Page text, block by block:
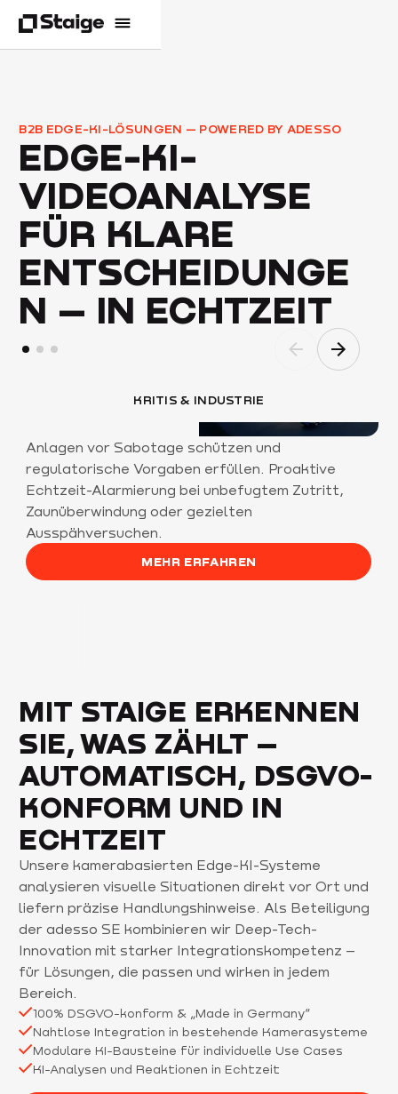
B2B EDGE-KI-LÖSUNGEN — POWERED BY ADESSO
EDGE-KI-
VIDEOANALYSE
FÜR KLARE
ENTSCHEIDUNGE
N – IN ECHTZEIT
KRITIS & INDUSTRIE
Anlagen vor Sabotage schützen und
regulatorische Vorgaben erfüllen. Proaktive
Echtzeit-Alarmierung bei unbefugtem Zutritt,
Zaunüberwindung oder gezielten
Ausspähversuchen.
MEHR ERFAHREN
MIT STAIGE ERKENNEN
SIE, WAS ZÄHLT –
AUTOMATISCH, DSGVO-
KONFORM UND IN
ECHTZEIT
Unsere kamerabasierten Edge-KI-Systeme
analysieren visuelle Situationen direkt vor Ort und
liefern präzise Handlungshinweise. Als Beteiligung
der adesso SE kombinieren wir Deep-Tech-
Innovation mit starker Integrationskompetenz –
für Lösungen, die passen und wirken in jedem
Bereich.
100% DSGVO-konform & „Made in Germany“
Nahtlose Integration in bestehende Kamerasysteme
Modulare KI-Bausteine für individuelle Use Cases
KI-Analysen und Reaktionen in Echtzeit